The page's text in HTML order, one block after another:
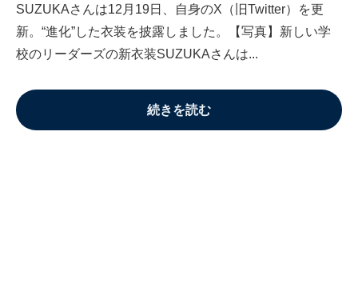
SUZUKAさんは12月19日、自身のX（旧Twitter）を更
新。“進化”した衣装を披露しました。【写真】新しい学
校のリーダーズの新衣装SUZUKAさんは...
続きを読む